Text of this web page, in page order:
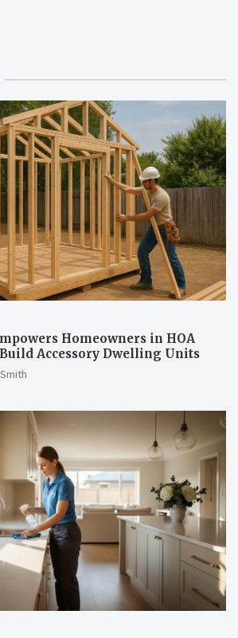
Homeowners in HOA
Accessory Dwelling Units